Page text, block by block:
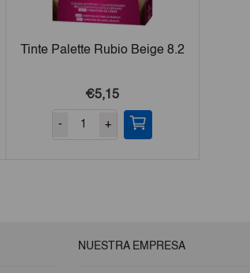
Tinte Palette Rubio Beige 8.2
€5,15
- +
NUESTRA EMPRESA